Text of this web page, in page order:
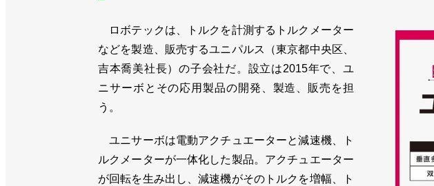
ロボテックは、トルクを計測するトルクメーター
などを製造、販売するユニパルス（東京都中央区、
吉本喬美社長）の子会社だ。設立は2015年で、ユ
ニサーボとその応用製品の開発、製造、販売を担
う。
ユニサーボは電動アクチュエーターと減速機、ト
ルクメーターが一体化した製品。アクチュエーター
が回転を生み出し、減速機がそのトルクを増幅、ト